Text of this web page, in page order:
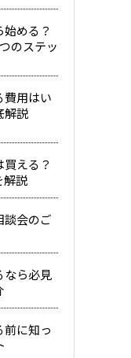
める？
のステッ
費用はい
解説
える？
解説
談会のご
なら必見
に知っ